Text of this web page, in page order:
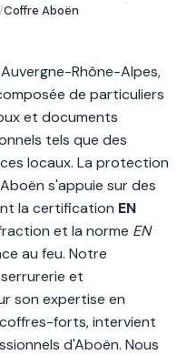
/Coffre Aboën
Rhône-Alpes,
de particuliers
et documents
tels que des
locaux. La protection
s'appuie sur des
la certification EN
et la norme EN
au feu. Notre
et
son expertise en
forts, intervient
d'Aboën. Nous